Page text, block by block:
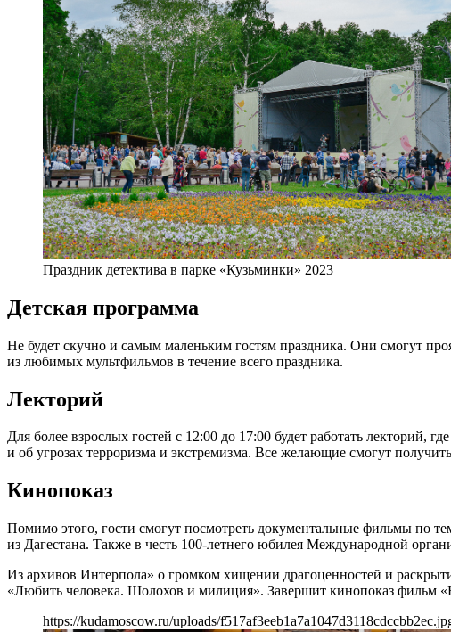
Праздник детектива в парке «Кузьминки» 2023
Детская программа
Не будет скучно и самым маленьким гостям праздника. Они смогут
из любимых мультфильмов в течение всего праздника.
Лекторий
Для более взрослых гостей с 12:00 до 17:00 будет работать лекторий,
и об угрозах терроризма и экстремизма. Все желающие смогут
Кинопоказ
Помимо этого, гости смогут посмотреть документальные фильмы по
из Дагестана. Также в честь 100-летнего юбилея Международной
Из архивов Интерпола» о громком хищении драгоценностей и
«Любить человека. Шолохов и милиция». Завершит кинопоказ фильм
https://kudamoscow.ru/uploads/